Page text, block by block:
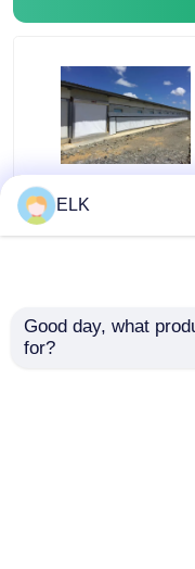
আইএসও গবাদি পশু ফার্ম হাউস
প্রিফ্যাব্রিকেটেড ইস্পাত
ELK
Good day, what
for?